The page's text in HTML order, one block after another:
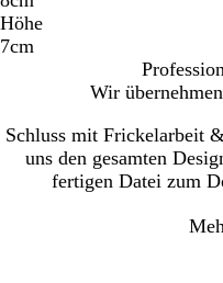
Höhe
7cm
Wir
Schluss mit Frickelarbeit
uns den gesamten
fertigen Datei zum